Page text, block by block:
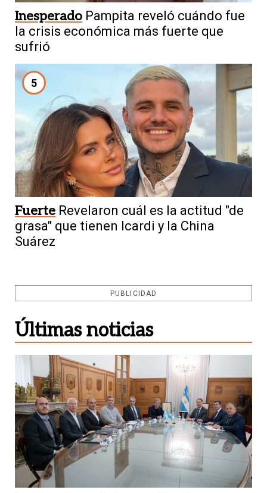
Inesperado Pampita reveló cuándo fue
la crisis económica más fuerte que
sufrió
5
Fuerte Revelaron cuál es la actitud "de
grasa" que tienen Icardi y la China
Suárez
PUBLICIDAD
Últimas noticias